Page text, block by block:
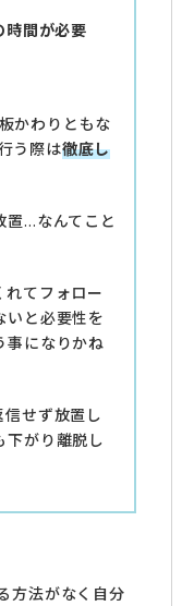
時間が必要
かわりともな
う際は徹底し
置…なんてこと
れてフォロー
いと必要性を
事になりかね
せず放置し
下がり離脱し
方法がなく自分